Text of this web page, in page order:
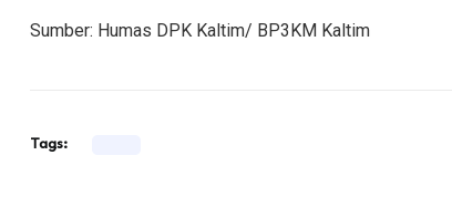
Sumber: Humas DPK Kaltim/ BP3KM Kaltim
Tags: